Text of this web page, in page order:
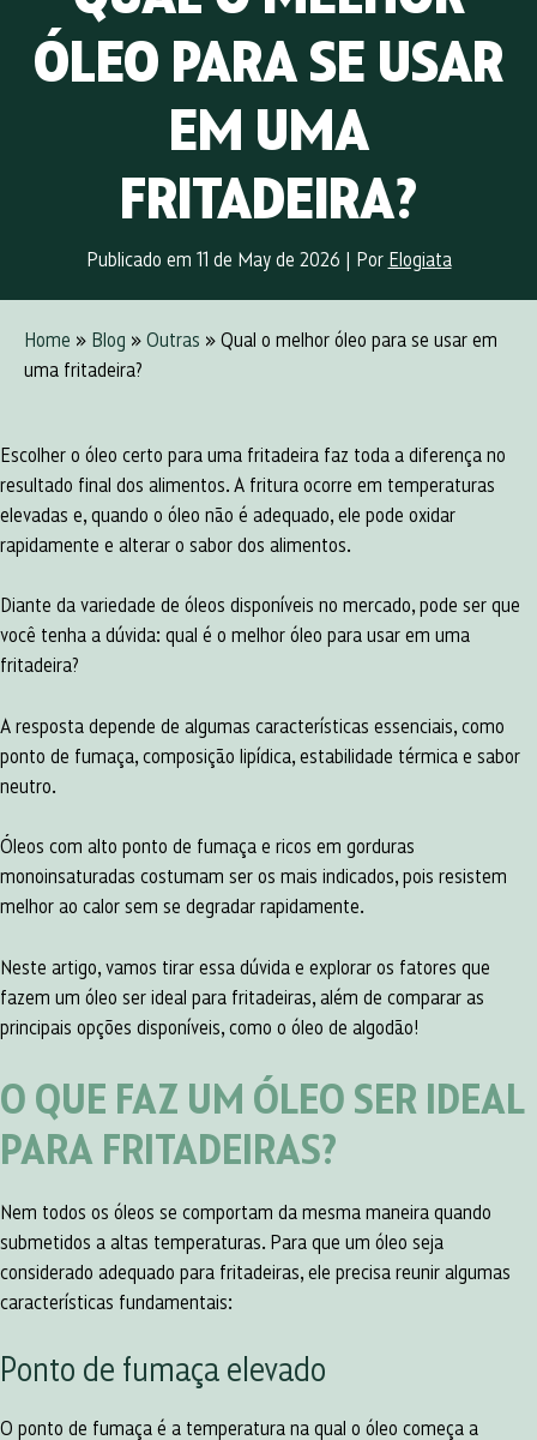
ÓLEO PARA SE USAR
EM UMA
FRITADEIRA?
Publicado em 11 de May de 2026 | Por Elogiata
Home » Blog » Outras » Qual o melhor óleo para se usar em
uma fritadeira?
Escolher o óleo certo para uma fritadeira faz toda a diferença no
resultado final dos alimentos. A fritura ocorre em temperaturas
elevadas e, quando o óleo não é adequado, ele pode oxidar
rapidamente e alterar o sabor dos alimentos.
Diante da variedade de óleos disponíveis no mercado, pode ser que
você tenha a dúvida: qual é o melhor óleo para usar em uma
fritadeira?
A resposta depende de algumas características essenciais, como
ponto de fumaça, composição lipídica, estabilidade térmica e sabor
neutro.
Óleos com alto ponto de fumaça e ricos em gorduras
monoinsaturadas costumam ser os mais indicados, pois resistem
melhor ao calor sem se degradar rapidamente.
Neste artigo, vamos tirar essa dúvida e explorar os fatores que
fazem um óleo ser ideal para fritadeiras, além de comparar as
principais opções disponíveis, como o óleo de algodão!
O QUE FAZ UM ÓLEO SER IDEAL
PARA FRITADEIRAS?
Nem todos os óleos se comportam da mesma maneira quando
submetidos a altas temperaturas. Para que um óleo seja
considerado adequado para fritadeiras, ele precisa reunir algumas
características fundamentais:
Ponto de fumaça elevado
O ponto de fumaça é a temperatura na qual o óleo começa a